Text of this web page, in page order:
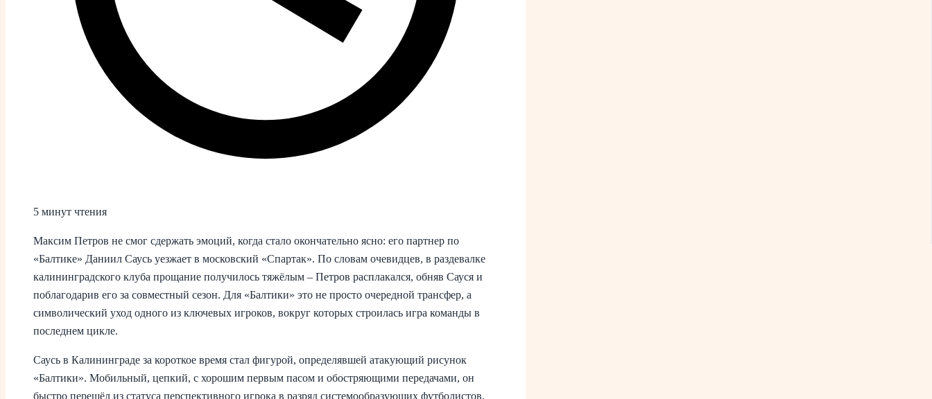
5 минут чтения
Максим Петров не смог сдержать эмоций, когда стало окончательно ясно: его партнер по
«Балтике» Даниил Саусь уезжает в московский «Спартак». По словам очевидцев, в раздевалке
калининградского клуба прощание получилось тяжёлым – Петров расплакался, обняв Сауся и
поблагодарив его за совместный сезон. Для «Балтики» это не просто очередной трансфер, а
символический уход одного из ключевых игроков, вокруг которых строилась игра команды в
последнем цикле.
Саусь в Калининграде за короткое время стал фигурой, определявшей атакующий рисунок
«Балтики». Мобильный, цепкий, с хорошим первым пасом и обостряющими передачами, он
быстро перешёл из статуса перспективного игрока в разряд системообразующих футболистов.